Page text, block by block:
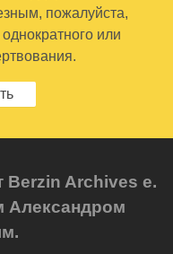
пожалуйста,
или
Berzin Archives e.
Александром